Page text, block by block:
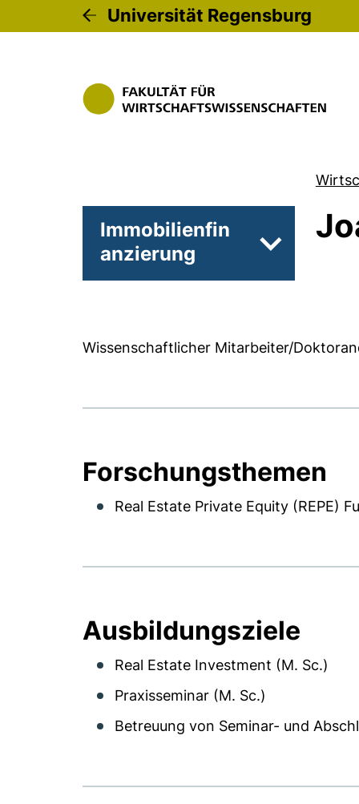
Universität Regensburg
Immobilienfin
anzierung
Unterseiten
Wissenschaftlicher Mitarbeiter/
Forschungsthemen
Real Estate Private Equity (REPE)
Ausbildungsziele
Real Estate Investment (M. Sc.)
Praxisseminar (M. Sc.)
Betreuung von Seminar- und